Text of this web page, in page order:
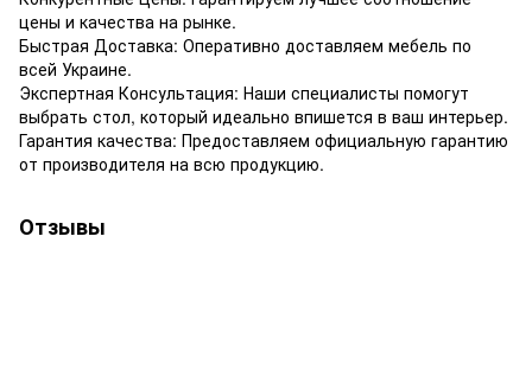
цены и качества на рынке.
Быстрая Доставка: Оперативно доставляем мебель по
всей Украине.
Экспертная Консультация: Наши специалисты помогут
выбрать стол, который идеально впишется в ваш интерьер.
Гарантия качества: Предоставляем официальную гарантию
от производителя на всю продукцию.
Отзывы